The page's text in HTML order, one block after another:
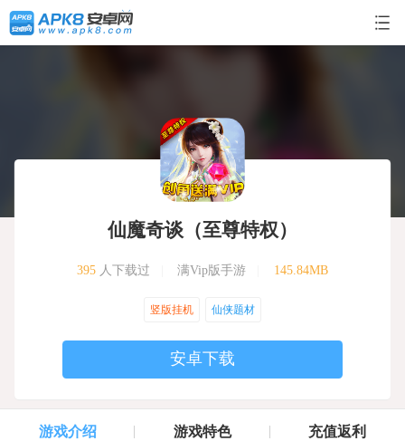
仙魔奇谈（至尊特权）
395 人下载过 满Vip版手游 145.84MB
竖版挂机 仙侠题材
安卓下载
游戏介绍 游戏特色 充值返利